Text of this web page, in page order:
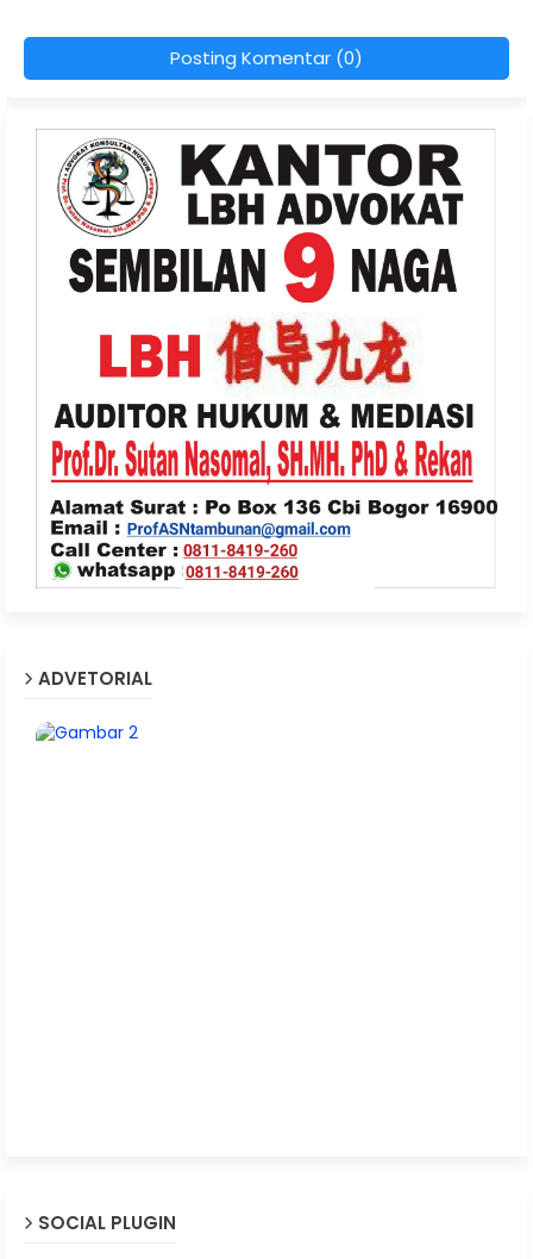
Posting Komentar (0)
ADVETORIAL
SOCIAL PLUGIN